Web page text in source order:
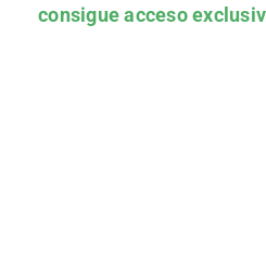
consigue acceso